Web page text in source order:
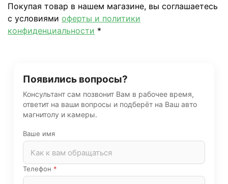
Покупая товар в нашем магазине, вы соглашаетесь
с условиями оферты и политики
конфиденциальности *
Появились вопросы?
Консультант сам позвонит Вам в рабочее время,
ответит на ваши вопросы и подберёт на Ваш авто
магнитолу и камеры.
Ваше имя
Телефон *